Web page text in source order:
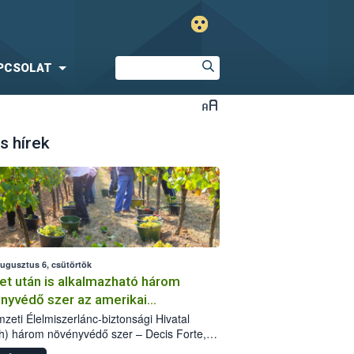
hírek
6, csütörtök
után is alkalmazható három
szer az amerikai
ellen
Élelmiszerlánc-biztonsági Hivatal
három növényvédő szer – Decis Forte,
24 EW, Oroganic – engedélyokiratát